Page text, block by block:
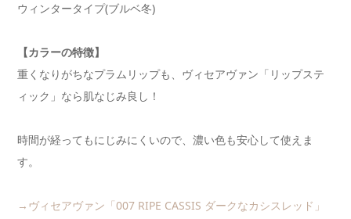
ウィンタータイプ(ブルベ冬)
【カラーの特徴】
重くなりがちなプラムリップも、ヴィセアヴァン「リップステ
ィック」なら肌なじみ良し！
時間が経ってもにじみにくいので、濃い色も安心して使えま
す。
→ヴィセアヴァン「007 RIPE CASSIS ダークなカシスレッド」